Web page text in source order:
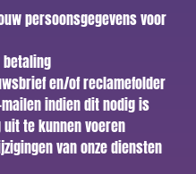
persoonsgegevens voor
betaling
en/of reclamefolder
indien dit nodig is
te kunnen voeren
van onze diensten